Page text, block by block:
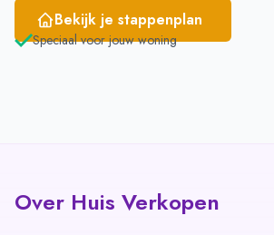
Bekijk je stappenplan
Speciaal voor jouw woning
Over Huis Verkopen